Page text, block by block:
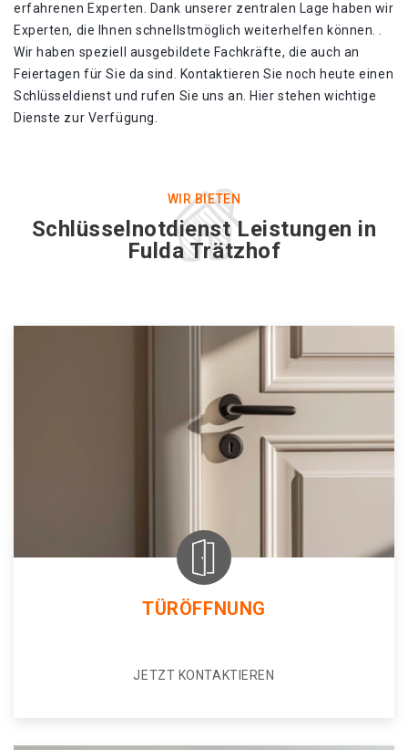
erfahrenen Experten. Dank unserer zentralen Lage haben wir
Experten, die Ihnen schnellstmöglich weiterhelfen können. .
Wir haben speziell ausgebildete Fachkräfte, die auch an
Feiertagen für Sie da sind. Kontaktieren Sie noch heute einen
Schlüsseldienst und rufen Sie uns an. Hier stehen wichtige
Dienste zur Verfügung.
WIR BIETEN
Schlüsselnotdienst Leistungen in
Fulda Trätzhof
TÜRÖFFNUNG
JETZT KONTAKTIEREN